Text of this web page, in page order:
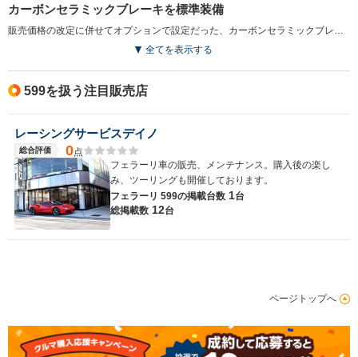
カーボンセラミックブレーキを標準装備
全てを表示する
599を扱う注目販売店
レーシングサービスデイノ
総合評価 0点
フェラーリ車の販売、メンテナンス。購入後の楽し
み、ツーリングも開催しております。
フェラーリ 599の掲載台数 1台
総掲載数 12台
ページトップへ